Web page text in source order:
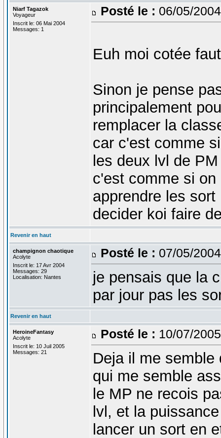
Niarf Tagazok
Voyageur
Inscrit le: 06 Mai 2004
Messages: 1
Posté le : 06/05/
Euh moi cotée
Sinon je pense
principalement
remplacer la
car c'est comme
les deux lvl de
c'est comme si
apprendre les
decider koi faire
Revenir en haut
champignon chaotique
Acolyte
Inscrit le: 17 Avr 2004
Messages: 29
Localisation: Nantes
Posté le : 07/05/
je pensais que la
par jour pas les
Revenir en haut
HeroineFantasy
Acolyte
Inscrit le: 10 Juil 2005
Messages: 21
Posté le : 10/07/
Deja il me semble
qui me semble
le MP ne recois
lvl, et la
lancer un sort en